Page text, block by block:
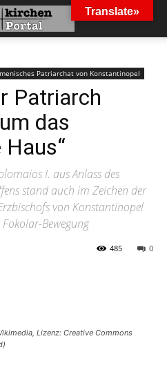
Patriarchat von Konstantinopel
Patriarch
das
Haus“
I. aus Anlass des
stand auch im Zeichen der
von Konstantinopel
Bewegung
0
485
Translate»